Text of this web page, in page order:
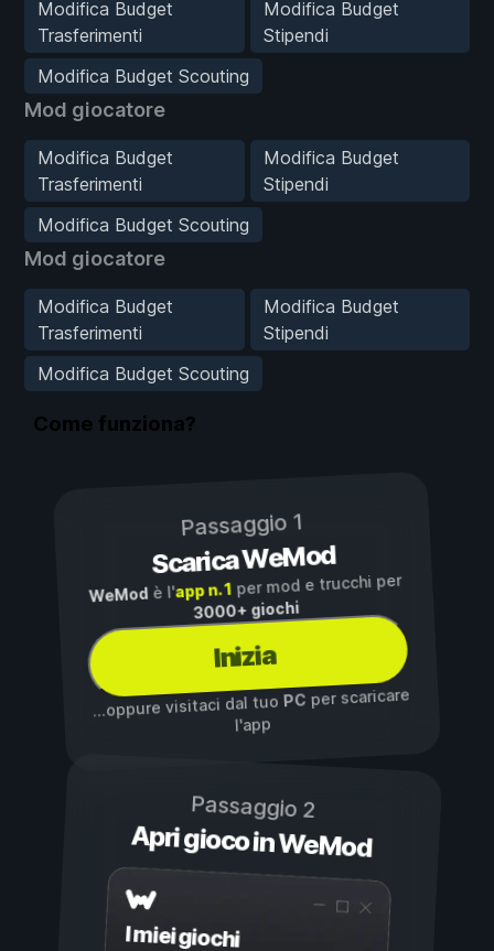
Modifica Budget
Trasferimenti
Modifica Budget
Stipendi
Modifica Budget Scouting
Mod giocatore
Modifica Budget
Trasferimenti
Modifica Budget
Stipendi
Modifica Budget Scouting
Mod giocatore
Modifica Budget
Trasferimenti
Modifica Budget
Stipendi
Modifica Budget Scouting
Come funziona?
Passaggio 1
Scarica WeMod
WeMod è l'app n. 1per mod e trucchi per
3000+ giochi
Inizia
...oppure visitaci dal tuoPC per scaricare
l'app
Passaggio 2
Apri gioco in WeMod
I miei giochi